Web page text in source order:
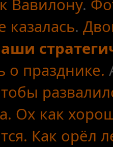
Вавилону.
.
о празднике.
Ох как
Как орёл